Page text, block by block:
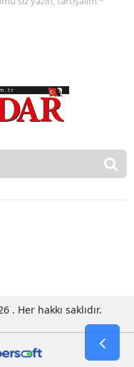
. Her hakkı saklıdır.